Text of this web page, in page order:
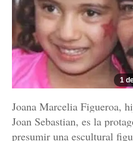
1
Joana Marcelia Figueroa,
Joan Sebastian, es la
presumir una escultural